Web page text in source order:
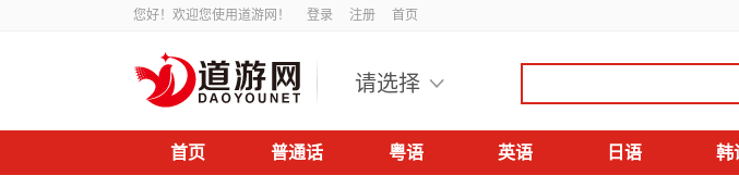
您好！欢迎您使用道游网！ 登录 注册 首页
请选择
首页 普通话 粤语 英语 日语 韩